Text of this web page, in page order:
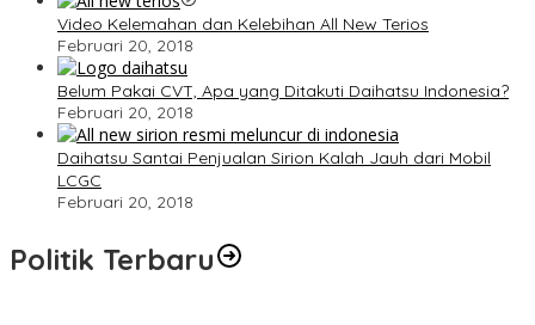
Video Kelemahan dan Kelebihan All New Terios
Februari 20, 2018
Belum Pakai CVT, Apa yang Ditakuti Daihatsu Indonesia?
Februari 20, 2018
Daihatsu Santai Penjualan Sirion Kalah Jauh dari Mobil
LCGC
Februari 20, 2018
Politik Terbaru